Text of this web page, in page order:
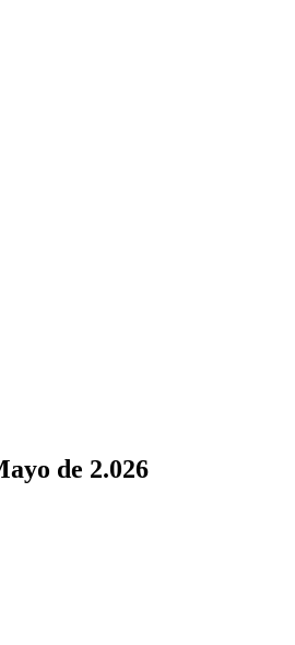
de 2.026